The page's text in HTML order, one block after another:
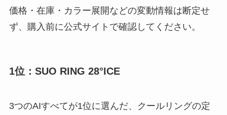
価格・在庫・カラー展開などの変動情報は断定せ
ず、購入前に公式サイトで確認してください。
1位：SUO RING 28°ICE
3つのAIすべてが1位に選んだ、クールリングの定